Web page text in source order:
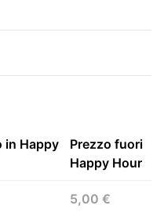
in Happy
Prezzo fuori
Happy Hour
5,00 €